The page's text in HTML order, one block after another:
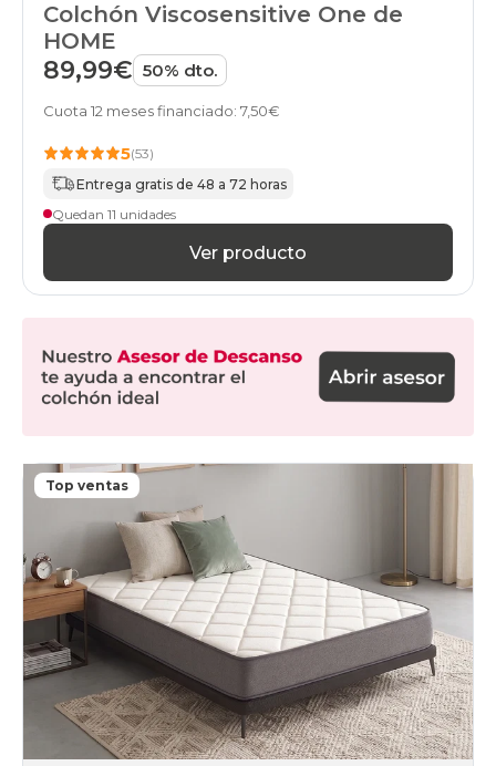
Colchón Viscosensitive One de
HOME
89,99€ 50% dto.
Cuota 12 meses financiado: 7,50€
5(53)
Entrega gratis de 48 a 72 horas
Quedan 11 unidades
Ver producto
Top ventas